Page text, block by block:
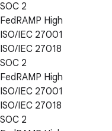
SOC 2
FedRAMP High
ISO/IEC 27001
ISO/IEC 27018
SOC 2
FedRAMP High
ISO/IEC 27001
ISO/IEC 27018
SOC 2